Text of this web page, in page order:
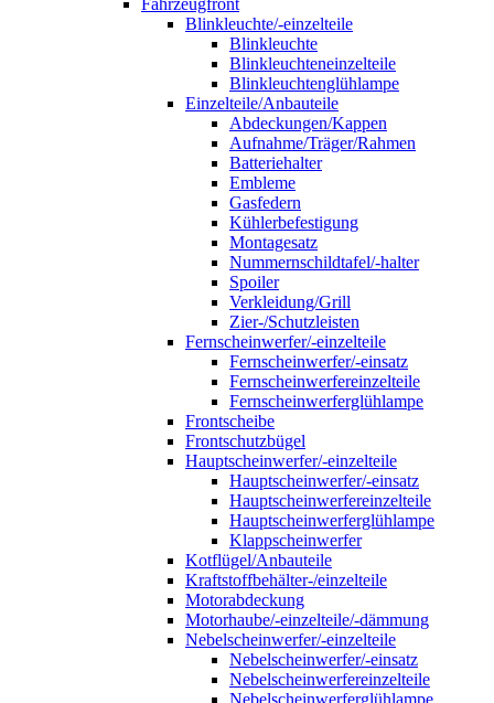
Fahrzeugfront
Blinkleuchte/-einzelteile
Blinkleuchte
Blinkleuchteneinzelteile
Blinkleuchtenglühlampe
Einzelteile/Anbauteile
Abdeckungen/Kappen
Aufnahme/Träger/Rahmen
Batteriehalter
Embleme
Gasfedern
Kühlerbefestigung
Montagesatz
Nummernschildtafel/-halter
Spoiler
Verkleidung/Grill
Zier-/Schutzleisten
Fernscheinwerfer/-einzelteile
Fernscheinwerfer/-einsatz
Fernscheinwerfereinzelteile
Fernscheinwerferglühlampe
Frontscheibe
Frontschutzbügel
Hauptscheinwerfer/-einzelteile
Hauptscheinwerfer/-einsatz
Hauptscheinwerfereinzelteile
Hauptscheinwerferglühlampe
Klappscheinwerfer
Kotflügel/Anbauteile
Kraftstoffbehälter-/einzelteile
Motorabdeckung
Motorhaube/-einzelteile/-dämmung
Nebelscheinwerfer/-einzelteile
Nebelscheinwerfer/-einsatz
Nebelscheinwerfereinzelteile
Nebelscheinwerferglühlampe